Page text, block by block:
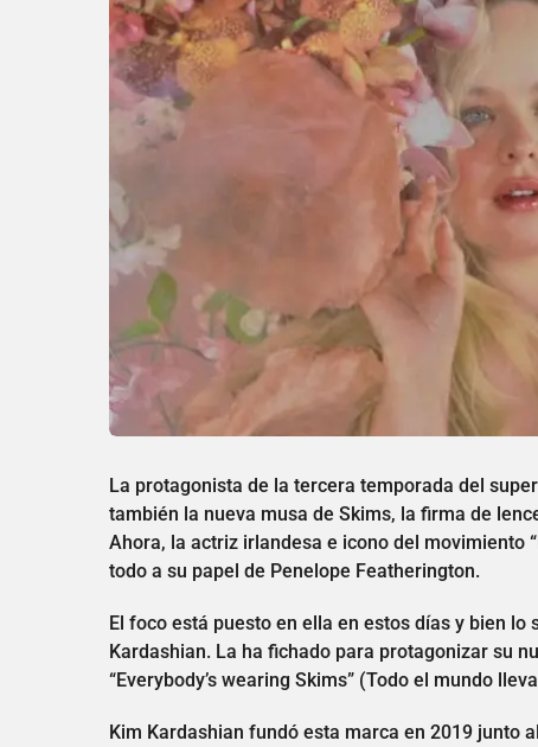
La protagonista de la tercera temporada del
también la nueva musa de Skims, la firma de
Ahora, la actriz irlandesa e icono del movimiento
todo a su papel de Penelope Featherington.
El foco está puesto en ella en estos días y bien
Kardashian. La ha fichado para protagonizar su
“Everybody’s wearing Skims” (Todo el mundo
Kim Kardashian fundó esta marca en 2019 junto